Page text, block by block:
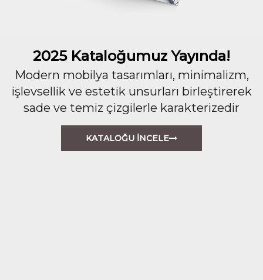
2025 Kataloğumuz Yayında!
Modern mobilya tasarımları, minimalizm,
işlevsellik ve estetik unsurları birleştirerek
sade ve temiz çizgilerle karakterizedir
KATALOĞU İNCELE